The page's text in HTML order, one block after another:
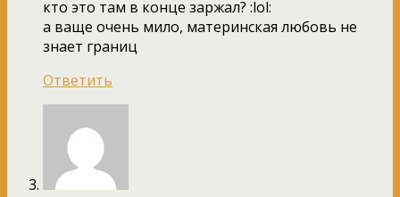
кто это там в конце заржал? :lol:
а ваще очень мило, материнская любовь не
знает границ
Ответить